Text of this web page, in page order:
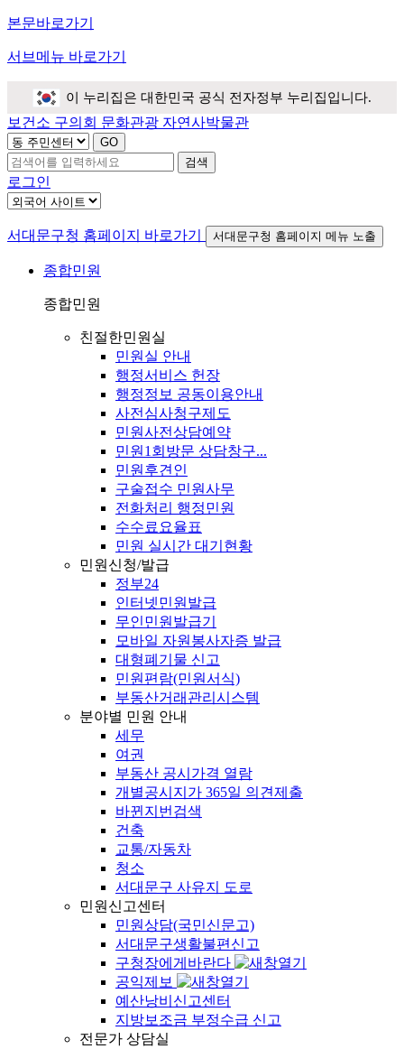
본문바로가기
서브메뉴 바로가기
이 누리집은 대한민국 공식 전자정부 누리집입니다.
보건소 구의회 문화관광 자연사박물관
검색
로그인
서대문구청 홈페이지 바로가기 서대문구청 홈페이지 메뉴 노출
종합민원
종합민원
친절한민원실
민원실 안내
행정서비스 헌장
행정정보 공동이용안내
사전심사청구제도
민원사전상담예약
민원1회방문 상담창구...
민원후견인
구술접수 민원사무
전화처리 행정민원
수수료요율표
민원 실시간 대기현황
민원신청/발급
정부24
인터넷민원발급
무인민원발급기
모바일 자원봉사자증 발급
대형폐기물 신고
민원편람(민원서식)
부동산거래관리시스템
분야별 민원 안내
세무
여권
부동산 공시가격 열람
개별공시지가 365일 의견제출
바뀐지번검색
건축
교통/자동차
청소
서대문구 사유지 도로
민원신고센터
민원상담(국민신문고)
서대문구생활불편신고
구청장에게바란다
공익제보
예산낭비신고센터
지방보조금 부정수급 신고
전문가 상담실